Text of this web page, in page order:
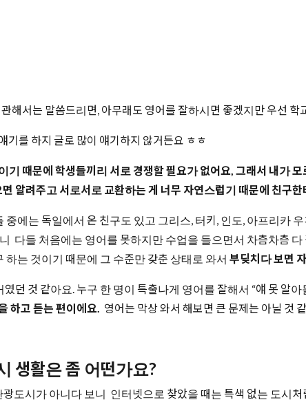
해서는 말씀드리면, 아무래도 영어를 잘하시면 좋겠지만 우선
기를 하지 글로 많이 얘기하지 않거든요 ㅎㅎ
기 때문에 학생들끼리 서로 경쟁할 필요가 없어요, 그래서 내가
알려주고 서로서로 교환하는 게 너무 자연스럽기 때문에 친구한
중에는 독일에서 온 친구도 있고 그리스, 터키, 인도, 아프리카
다들 처음에는 영어를 못하지만 수업을 들으면서 차츰차츰
하는 것이기 때문에 그 수준만 갖춘 상태로 와서 부딪치다 보면
던 것 같아요. 누구 한 명이 특출나게 영어를 잘해서 “얘 못 알
하고 듣는 편이에요. 영어는 막상 와서 해보면 큰 문제는 아닐 것
생활은 좀 어떤가요?
도시가 아니다 보니 인터넷으로 찾았을 때는 특색 없는 도시